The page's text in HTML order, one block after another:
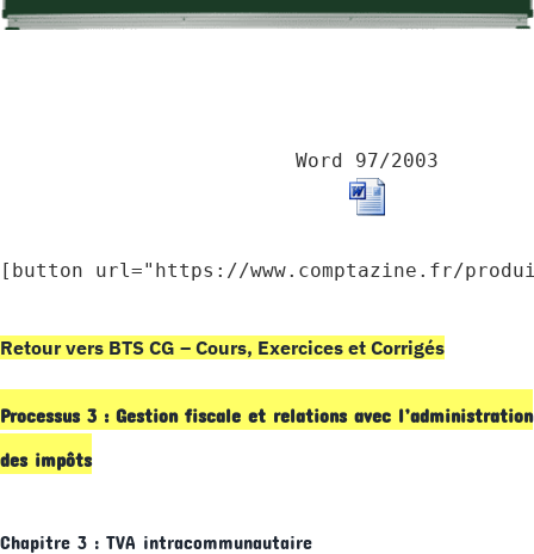
Word 97/2003
[button url="https://www.comptazine.fr/
Retour vers BTS CG – Cours, Exercices et Corrigés
Processus 3 : Gestion fiscale et relations avec l’administration
des impôts
Chapitre 3 : TVA intracommunautaire